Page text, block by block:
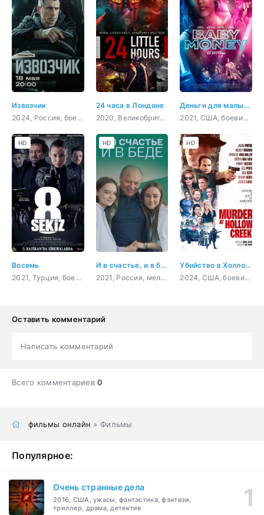
Извозчик
2024, Россия, боевик, детектив, криминал
24 часа в Лондоне
2020, Великобритания, боевик, триллер, драма, криминал
Деньги для малышки
2021, США, боевик, триллер
Восемь
2021, Турция, боевик, драма, криминал, детектив
HD
И в счастье, и в беде
2021, Россия, мелодрама, драма
HD
Убийство в Холлоу Крик
2024, США, боевик, триллер, комедия
HD
Оставить комментарий
Написать комментарий
Всего комментариев0
фильмы онлайн » Фильмы
Популярное:
Очень странные дела
2016, США, ужасы, фантастика, фэнтези,
триллер, драма, детектив